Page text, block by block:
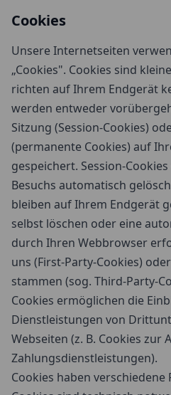
Cookies
Unsere Internetseiten
„Cookies". Cookies sind
richten auf Ihrem Endgerät
werden entweder
Sitzung (Session-Cookies)
(permanente Cookies) auf
gespeichert. Session-
Besuchs automatisch
bleiben auf Ihrem Endgerät
selbst löschen oder eine
durch Ihren Webbrowser
uns (First-Party-Cookies)
stammen (sog. Third-Party-
Cookies ermöglichen die
Dienstleistungen von
Webseiten (z. B. Cookies zur
Zahlungsdienstleistungen).
Cookies haben